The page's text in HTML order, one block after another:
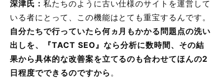
深津氏： 私たちのように古い仕様のサイトを運営して
いる者にとって、この機能はとても重宝するんです。
自分たちで行っていたら何ヵ月もかかる問題点の洗い
出しを、『TACT SEO』なら分析に数時間、その結
果から具体的な改善案を立てるのも合わせてほんの2
日程度でできるのですから 。